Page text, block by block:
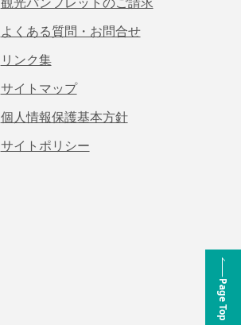
Page Top
観光パンフレットのご請求
よくある質問・お問合せ
リンク集
サイトマップ
個人情報保護基本方針
サイトポリシー